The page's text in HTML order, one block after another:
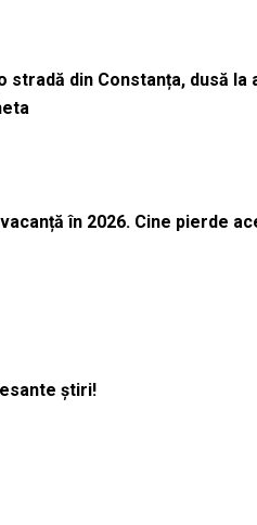
din Constanța, dusă la
în 2026. Cine pierde
știri!